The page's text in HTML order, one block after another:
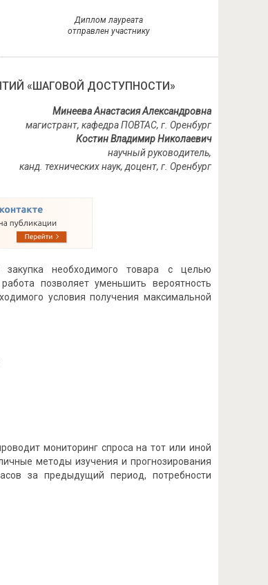
Диплом лауреата
отправлен участнику
«ШАГОВОЙ ДОСТУПНОСТИ»
Минеева Анастасия Александровна
магистрант, кафедра ПОВТАС, г. Оренбург
Костин Владимир Николаевич
научный руководитель,
канд. технических наук, доцент, г. Оренбург
закупка необходимого товара с целью
позволяет уменьшить вероятность
условия получения максимальной
мониторинг спроса на тот или иной
методы изучения и прогнозирования
за предыдущий период, потребности